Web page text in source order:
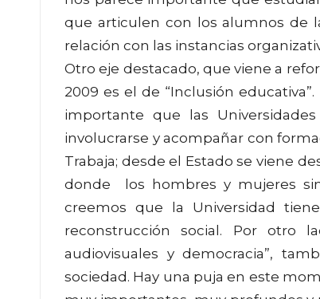
que articulen con los alumnos de
relación con las instancias
Otro eje destacado, que viene a
2009 es el de “Inclusión
importante que las
involucrarse y acompañar con
Trabaja; desde el Estado se viene
donde los hombres y mujeres
creemos que la Universidad
reconstrucción social. Por otro
audiovisuales y democracia”,
sociedad. Hay una puja en este